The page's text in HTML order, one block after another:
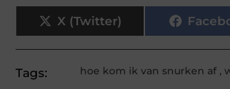
X (Twitter)
Tags: hoe kom ik van snurken af ,